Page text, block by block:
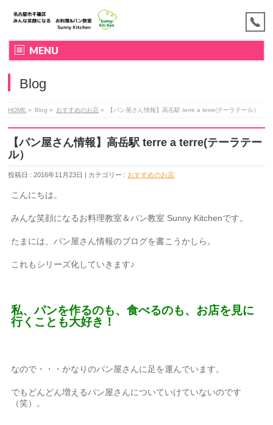
MENU
Blog
HOME » Blog » おすすめのお店 » 【パン屋さん情報】高岳駅 terre a terre(テーラテール）
【パン屋さん情報】高岳駅 terre a terre(テーラテー
ル）
投稿日 : 2016年11月23日 | カテゴリー : おすすめのお店
こんにちは。
みんな笑顔になるお料理教室＆パン教室 Sunny Kitchenです。
たまには、パン屋さん情報のブログを書こうかしら。
これもシリーズ化していきます♪
私、パンを作るのも、食べるのも、お店を見に
行くことも大好き！
なので・・・かなりのパン屋さんに足を運んでいます。
でもどんどん増えるパン屋さんについていけていないのです
（笑）。